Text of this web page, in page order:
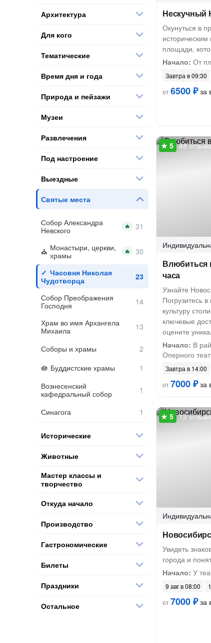
Нескучный
Окунуться в
площади,
Начало: От
Завтра в 09:30
от6500 ₽за
48
Влюбиться
часа
Узнайте
Погрузитесь
культуру
ключевые
оцените
Начало: В
Оперного
Завтра в 14:00
от7000 ₽за
12
Увидеть
города и
Начало: У
9 авг в 08:00
от7000 ₽за
Архитектура
Для кого
Тематические
Время дня и года
Природа и пейзажи
Музеи
Развлечения
Под настроение
Выездные
Святые места
Собор Александра
Невского
🔥
Монастыри, церкви,
храмы
🔥
Часовня Николая
Чудотворца
Собор Преображения
Господня
Храм во имя Архангела
Михаила
Соборы и храмы
Буддистские храмы
Вознесенский
кафедральный собор
Синагога
Исторические
Животные
Мастер классы и
творчество
Откуда начало
Производство
Гастрономические
Билеты
Праздники
Остальное